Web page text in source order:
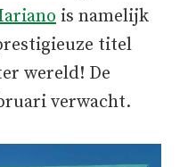
is namelijk
titel
wereld! De
verwacht.